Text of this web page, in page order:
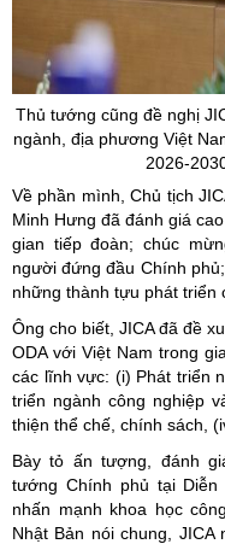
Thủ tướng cũng đề nghị
ngành, địa phương Việt
2026-
Về phần mình, Chủ tịch
Minh Hưng đã đánh giá
gian tiếp đoàn; chúc
người đứng đầu Chính
những thành tựu phát triển
Ông cho biết, JICA đã đề
ODA với Việt Nam trong
các lĩnh vực: (i) Phát triển
triển ngành công nghiệp
thiện thể chế, chính sách,
Bày tỏ ấn tượng, đánh
tướng Chính phủ tại
nhấn mạnh khoa học
Nhật Bản nói chung,